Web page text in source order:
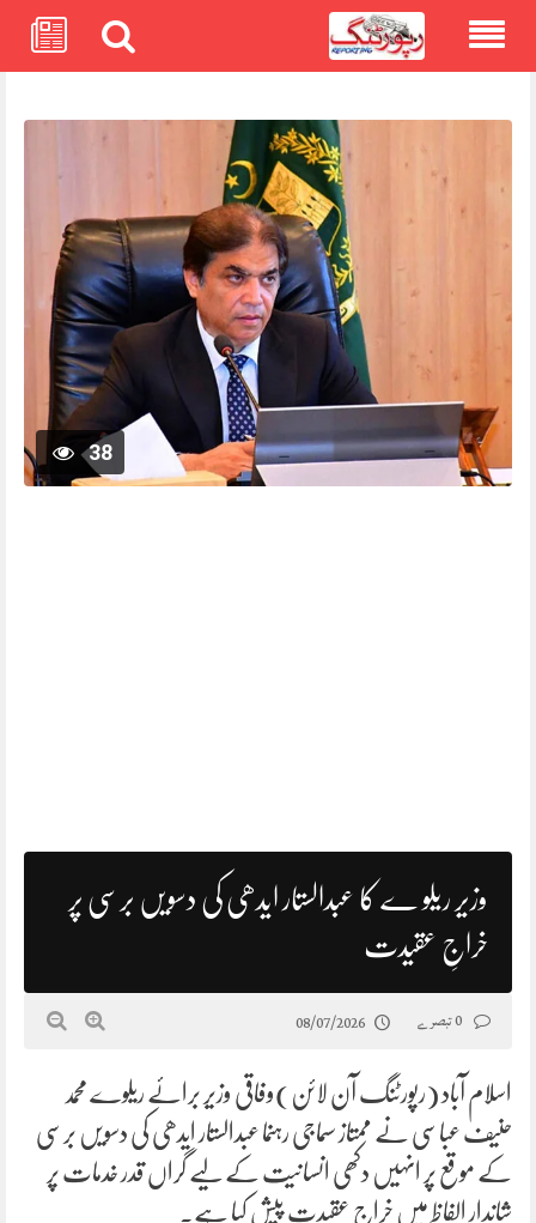
38
وزیر ریلو ے کا عبدالستار ایدھی کی دسویں برسی پر
خراجِ عقیدت
08/07/2026
اسلام آباد (رپورٹنگ آن لائن)وفاقی وزیر برائے ریلوے محمد
حنیف عباسی نے ممتاز سماجی رہنما عبدالستار ایدھی کی دسویں برسی
کے موقع پر انہیں دکھی انسانیت کے لیے گراں قدر خدمات پر
شاندار الفاظ میں خراجِ عقیدت پیش کیا ہے۔